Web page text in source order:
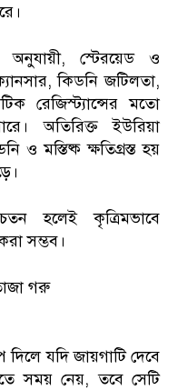
স্টেরয়েড ও
কিডনি জটিলতা,
রেজিস্ট্যান্সের মতো
অতিরিক্ত ইউরিয়া
ও মস্তিষ্ক ক্ষতিগ্রস্ত হয়
হলেই কৃত্রিমভাবে
সম্ভব।
গরু
যদি জায়গাটি দেবে
সময় নেয়, তবে সেটি